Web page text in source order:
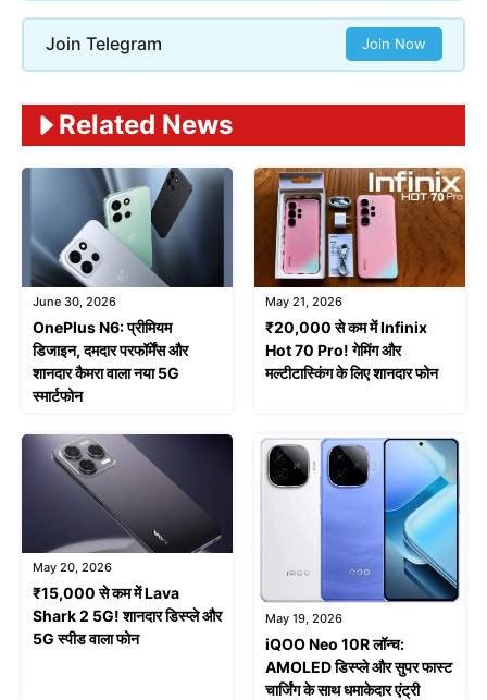
Join Telegram Join Now
Related News
June 30, 2026
OnePlus N6: प्रीमियम
डिजाइन, दमदार परफॉर्मेंस और
शानदार कैमरा वाला नया 5G
स्मार्टफोन
May 21, 2026
₹20,000 से कम में Infinix
Hot 70 Pro! गेमिंग और
मल्टीटास्किंग के लिए शानदार फोन
May 20, 2026
₹15,000 से कम में Lava
Shark 2 5G! शानदार डिस्प्ले और
5G स्पीड वाला फोन
May 19, 2026
iQOO Neo 10R लॉन्च:
AMOLED डिस्प्ले और सुपर फास्ट
चार्जिंग के साथ धमाकेदार एंट्री